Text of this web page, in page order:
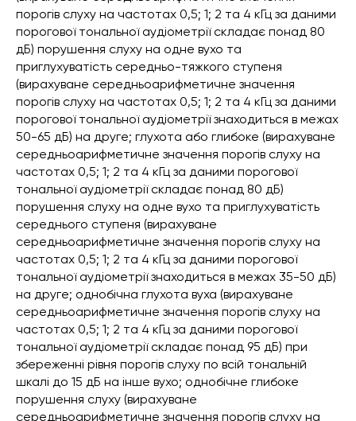
порогів слуху на частотах 0,5; 1; 2 та 4 кГц за даними
порогової тональної аудіометрії складає понад 80
дБ) порушення слуху на одне вухо та
приглухуватість середньо-тяжкого ступеня
(вирахуване середньоарифметичне значення
порогів слуху на частотах 0,5; 1; 2 та 4 кГц за даними
порогової тональної аудіометрії знаходиться в межах
50-65 дБ) на друге; глухота або глибоке (вирахуване
середньоарифметичне значення порогів слуху на
частотах 0,5; 1; 2 та 4 кГц за даними порогової
тональної аудіометрії складає понад 80 дБ)
порушення слуху на одне вухо та приглухуватість
середнього ступеня (вирахуване
середньоарифметичне значення порогів слуху на
частотах 0,5; 1; 2 та 4 кГц за даними порогової
тональної аудіометрії знаходиться в межах 35-50 дБ)
на друге; однобічна глухота вуха (вирахуване
середньоарифметичне значення порогів слуху на
частотах 0,5; 1; 2 та 4 кГц за даними порогової
тональної аудіометрії складає понад 95 дБ) при
збереженні рівня порогів слуху по всій тональній
шкалі до 15 дБ на інше вухо; однобічне глибоке
порушення слуху (вирахуване
середньоарифметичне значення порогів слуху на